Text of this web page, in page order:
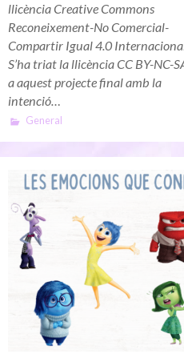
llicència Creative Commons
Reconeixement-No Comercial-
Compartir Igual 4.0
S’ha triat la llicència CC BY-NC-
a aquest projecte final amb la
intenció…
General